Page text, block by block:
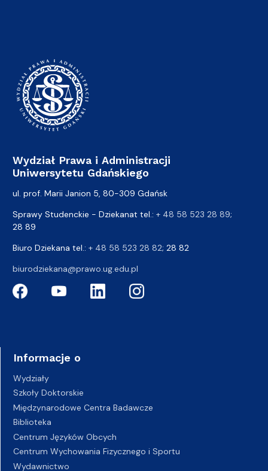
Wydział Prawa i Administracji
Uniwersytetu Gdańskiego
ul. prof. Marii Janion 5, 80-309 Gdańsk
Sprawy Studenckie - Dziekanat tel.: + 48 58 523 28 89;
28 89
Biuro Dziekana tel.: + 48 58 523 28 82; 28 82
biurodziekana@prawo.ug.edu.pl
Informacje o
Wydziały
Szkoły Doktorskie
Międzynarodowe Centra Badawcze
Biblioteka
Centrum Języków Obcych
Centrum Wychowania Fizycznego i Sportu
Wydawnictwo